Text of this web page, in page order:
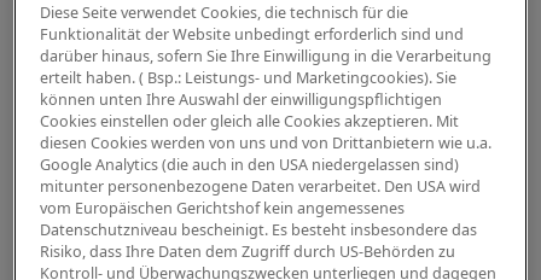
Gitarre Bass Amp
Drums Percussion
Digitalpiano Keys
Diese Seite verwendet Cookies, die technisch für die
Funktionalität der Website unbedingt erforderlich sind und
darüber hinaus, sofern Sie Ihre Einwilligung in die Verarbeitung
erteilt haben. ( Bsp.: Leistungs- und Marketingcookies). Sie
können unten Ihre Auswahl der einwilligungspflichtigen
Cookies einstellen oder gleich alle Cookies akzeptieren. Mit
diesen Cookies werden von uns und von Drittanbietern wie u.a.
Google Analytics (die auch in den USA niedergelassen sind)
mitunter personenbezogene Daten verarbeitet. Den USA wird
vom Europäischen Gerichtshof kein angemessenes
Datenschutzniveau bescheinigt. Es besteht insbesondere das
Risiko, dass Ihre Daten dem Zugriff durch US-Behörden zu
Kontroll- und Überwachungszwecken unterliegen und dagegen